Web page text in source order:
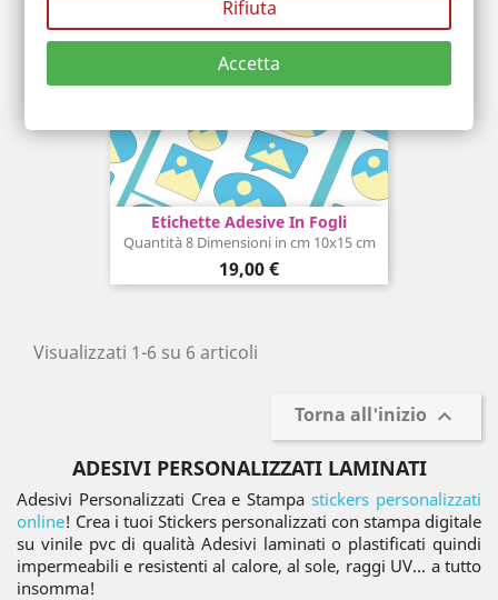
Etichette Adesive In Fogli
Quantità 8 Dimensioni in cm 10x15 cm
Prezzo
19,00 €
Visualizzati 1-6 su 6 articoli
Torna all'inizio 
ADESIVI PERSONALIZZATI LAMINATI
Adesivi Personalizzati Crea e Stampastickers personalizzati
online! Crea i tuoi Stickers personalizzati con stampa digitale
su vinile pvc di qualità Adesivi laminati o plastificati quindi
impermeabili e resistenti al calore, al sole, raggi UV... a tutto
insomma!
Rifiuta
Accetta